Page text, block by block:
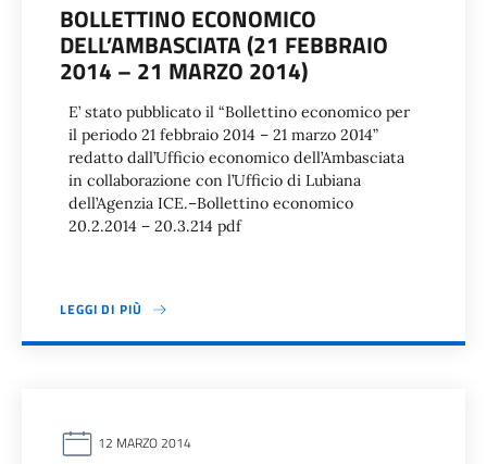
BOLLETTINO ECONOMICO
DELL’AMBASCIATA (21 FEBBRAIO
2014 – 21 MARZO 2014)
E’ stato pubblicato il “Bollettino economico per
il periodo 21 febbraio 2014 – 21 marzo 2014”
redatto dall’Ufficio economico dell’Ambasciata
in collaborazione con l’Ufficio di Lubiana
dell’Agenzia ICE.–Bollettino economico
20.2.2014 – 20.3.214 pdf
LEGGI DI PIÙ
12 MARZO 2014